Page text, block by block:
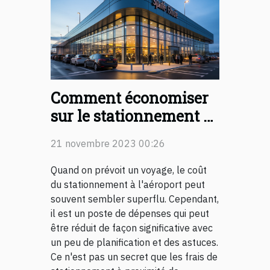
Comment économiser
sur le stationnement à
de Nantes
21 novembre 2023 00:26
Quand on prévoit un voyage, le coût
du stationnement à l'aéroport peut
souvent sembler superflu. Cependant,
il est un poste de dépenses qui peut
être réduit de façon significative avec
un peu de planification et des astuces.
Ce n'est pas un secret que les frais de